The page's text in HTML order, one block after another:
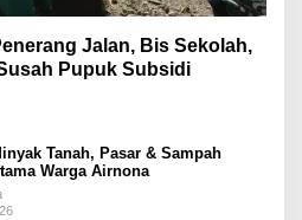
Jalan, Bis Sekolah,
Pupuk Subsidi
Tanah, Pasar & Sampah
Warga Airnona